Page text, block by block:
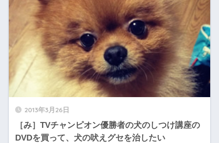
2013年3月26日
［み］TVチャンピオン優勝者の犬のしつけ講座の
DVDを買って、犬の吠えグセを治したい